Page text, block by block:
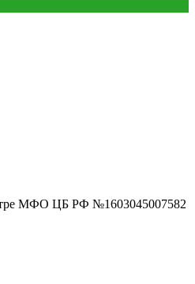
МФО ЦБ РФ №1603045007582